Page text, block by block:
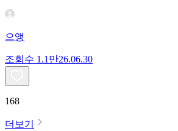
으앵
조회수 1.1만26.06.30
168
더보기